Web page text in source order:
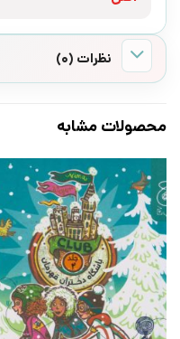
نظرات (0)
محصولات مشابه